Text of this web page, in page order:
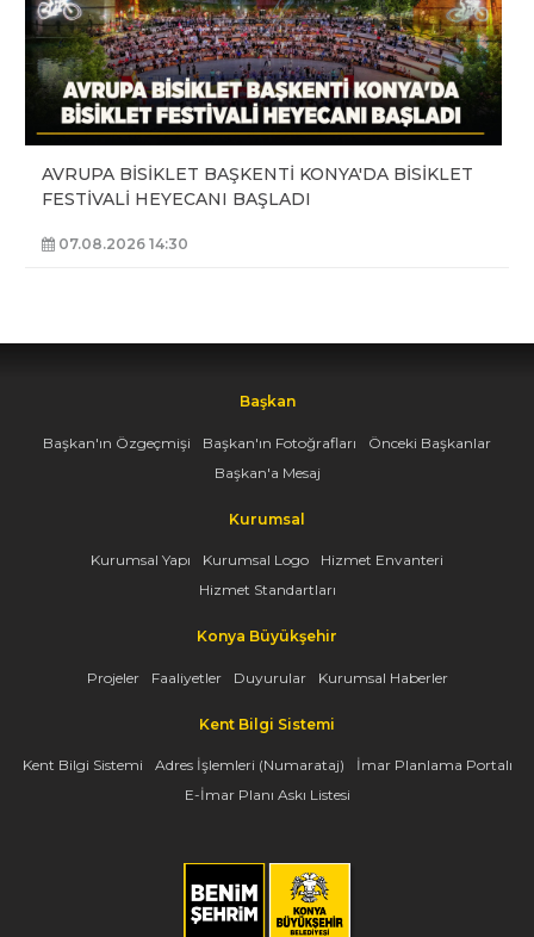
AVRUPA BİSİKLET BAŞKENTİ KONYA'DA BİSİKLET
FESTİVALİ HEYECANI BAŞLADI
07.08.2026 14:30
Başkan
Başkan'ın Özgeçmişi Başkan'ın Fotoğrafları
Önceki Başkanlar
Başkan'a Mesaj
Kurumsal
Kurumsal Yapı Kurumsal Logo
Hizmet Envanteri
Hizmet Standartları
Konya Büyükşehir
Projeler Faaliyetler Duyurular Kurumsal Haberler
Kent Bilgi Sistemi
Kent Bilgi Sistemi Adres İşlemleri (Numarataj)
İmar Planlama Portalı
E-İmar Planı Askı Listesi